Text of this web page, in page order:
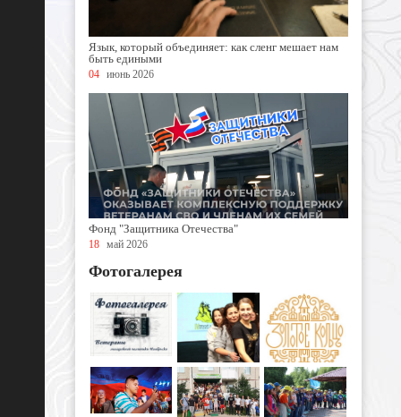
Язык, который объединяет: как сленг мешает нам
быть едиными
04 июнь 2026
Фонд "Защитника Отечества"
18 май 2026
Фотогалерея